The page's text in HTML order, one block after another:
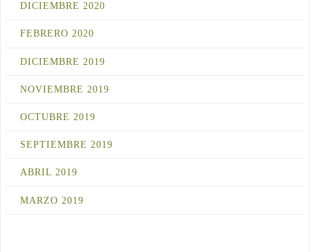
DICIEMBRE 2020
FEBRERO 2020
DICIEMBRE 2019
NOVIEMBRE 2019
OCTUBRE 2019
SEPTIEMBRE 2019
ABRIL 2019
MARZO 2019